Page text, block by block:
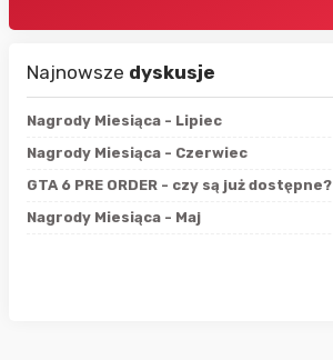
Najnowsze dyskusje
Nagrody Miesiąca - Lipiec
Nagrody Miesiąca - Czerwiec
GTA 6 PRE ORDER - czy są już dostępne?
Nagrody Miesiąca - Maj